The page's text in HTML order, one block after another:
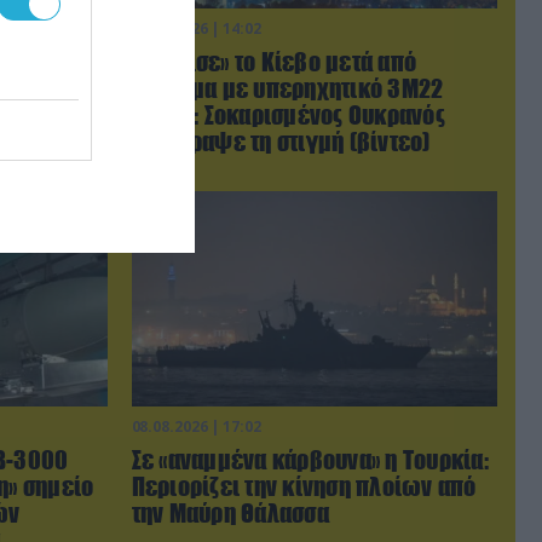
08.08.2026 | 14:02
«Φώτισε» το Κίεβο μετά από
χτύπημα με υπερηχητικό 3M22
Zircon: Σοκαρισμένος Ουκρανός
κατέγραψε τη στιγμή (βίντεο)
3000
σημείο
08.08.2026 | 17:02
Σε «αναμμένα κάρβουνα» η Τουρκία:
Περιορίζει την κίνηση πλοίων από
την Μαύρη Θάλασσα